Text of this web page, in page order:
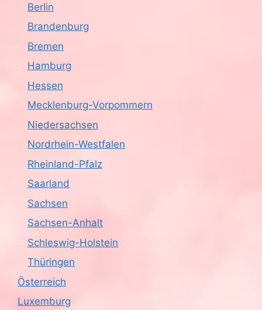
Berlin
Brandenburg
Bremen
Hamburg
Hessen
Mecklenburg-Vorpommern
Niedersachsen
Nordrhein-Westfalen
Rheinland-Pfalz
Saarland
Sachsen
Sachsen-Anhalt
Schleswig-Holstein
Thüringen
Österreich
Luxemburg